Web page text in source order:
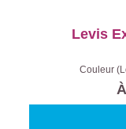
Levis
Couleur